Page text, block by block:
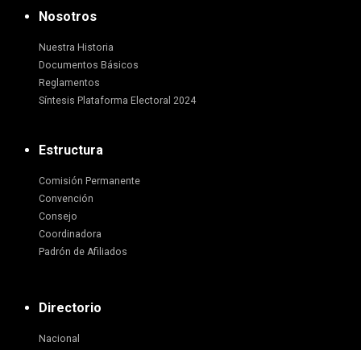
Nosotros
Nuestra Historia
Documentos Básicos
Reglamentos
Síntesis Plataforma Electoral 2024
Estructura
Comisión Permanente
Convención
Consejo
Coordinadora
Padrón de Afiliados
Directorio
Nacional